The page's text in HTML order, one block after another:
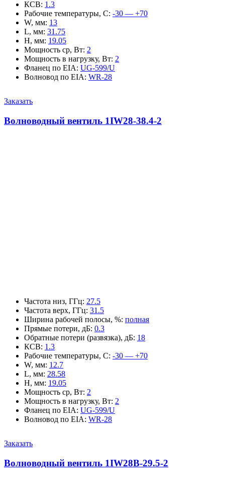
КСВ: 1.3
Рабочие температуры, С: -30 — +70
W, мм: 13
L, мм: 31.75
H, мм: 19.05
Мощность ср, Вт: 2
Мощность в нагрузку, Вт: 2
Фланец по EIA: UG-599/U
Волновод по EIA: WR-28
Заказать
Волноводный вентиль 1IW28-38.4-2
Частота низ, ГГц: 27.5
Частота верх, ГГц: 31.5
Ширина рабочей полосы, %: полная
Прямые потери, дБ: 0.3
Обратные потери (развязка), дБ: 18
КСВ: 1.3
Рабочие температуры, С: -30 — +70
W, мм: 12.7
L, мм: 28.58
H, мм: 19.05
Мощность ср, Вт: 2
Мощность в нагрузку, Вт: 2
Фланец по EIA: UG-599/U
Волновод по EIA: WR-28
Заказать
Волноводный вентиль 1IW28B-29.5-2